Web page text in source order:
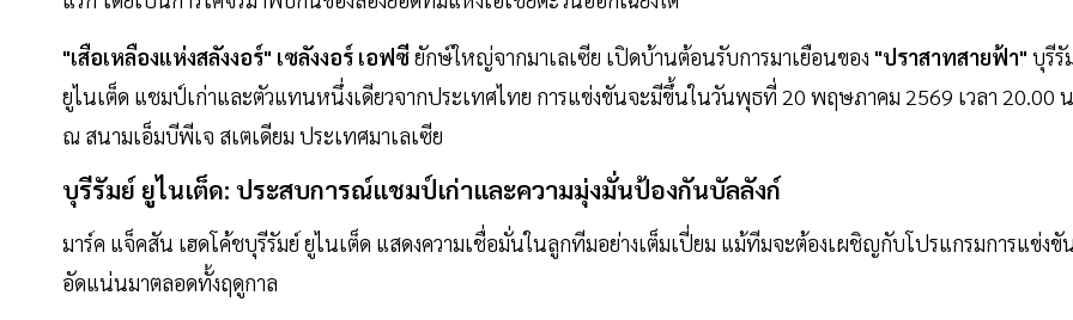
"เสือเหลืองแห่งสลังงอร์" เซลังงอร์ เอฟซียักษ์ใหญ่จากมาเลเซีย เปิดบ้านต้อนรับการมาเยือนของ "ปราสาทสายฟ้า" บุรีรั
ยูไนเต็ด แชมป์เก่าและตัวแทนหนึ่งเดียวจากประเทศไทย การแข่งขันจะมีขึ้นในวันพุธที่ 20 พฤษภาคม 2569 เวลา 20.00
ณ สนามเอ็มบีพีเจ สเตเดียม ประเทศมาเลเซีย
บุรีรัมย์ ยูไนเต็ด: ประสบการณ์แชมป์เก่าและความมุ่งมั่นป้องกันบัลลังก์
มาร์ค แจ็คสัน เฮดโค้ชบุรีรัมย์ ยูไนเต็ด แสดงความเชื่อมั่นในลูกทีมอย่างเต็มเปี่ยม แม้ทีมจะต้องเผชิญกับโปรแกรมการแข่งขั
อัดแน่นมาตลอดทั้งฤดูกาล